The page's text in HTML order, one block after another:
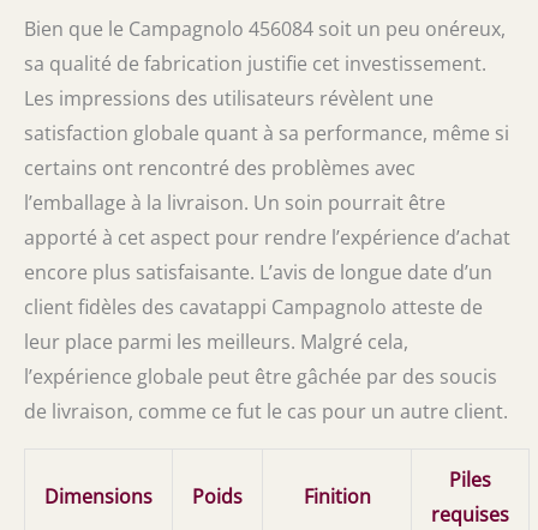
Bien que le Campagnolo 456084 soit un peu onéreux,
sa qualité de fabrication justifie cet investissement.
Les impressions des utilisateurs révèlent une
satisfaction globale quant à sa performance, même si
certains ont rencontré des problèmes avec
l’emballage à la livraison. Un soin pourrait être
apporté à cet aspect pour rendre l’expérience d’achat
encore plus satisfaisante. L’avis de longue date d’un
client fidèles des cavatappi Campagnolo atteste de
leur place parmi les meilleurs. Malgré cela,
l’expérience globale peut être gâchée par des soucis
de livraison, comme ce fut le cas pour un autre client.
Dimensions Poids Finition
Piles
requises